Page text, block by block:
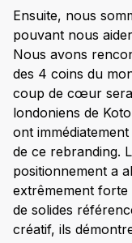
Ensuite, nous
pouvant nous
Nous avons
des 4 coins du
coup de cœur
londoniens de
ont
de ce rebranding.
positionnement a
extrêmement forte
de solides
créatif, ils